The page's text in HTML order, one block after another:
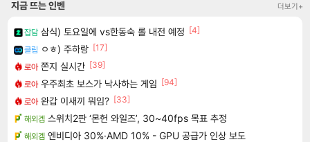
지금 뜨는 인벤 더보기+
잡담 삼식) 토요일에 vs한동숙 롤 내전 예정 [4]
클립 ㅇㅎ) 주하랑 [17]
로아 쫀지 실시간 [39]
로아 우주최초 보스가 낙사하는 게임 [94]
로아 완갑 이새끼 뭐임? [33]
해외겜 스위치2판 ‘몬헌 와일즈’, 30~40fps 목표 추정
해외겜 엔비디아 30%·AMD 10% - GPU 공급가 인상 보도